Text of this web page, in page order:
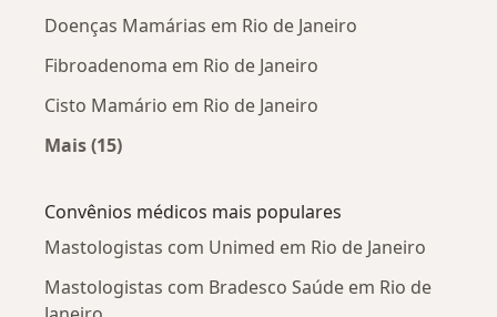
Doenças Mamárias em Rio de Janeiro
Fibroadenoma em Rio de Janeiro
Cisto Mamário em Rio de Janeiro
Mais (15)
Convênios médicos mais populares
Mastologistas com Unimed em Rio de Janeiro
Mastologistas com Bradesco Saúde em Rio de